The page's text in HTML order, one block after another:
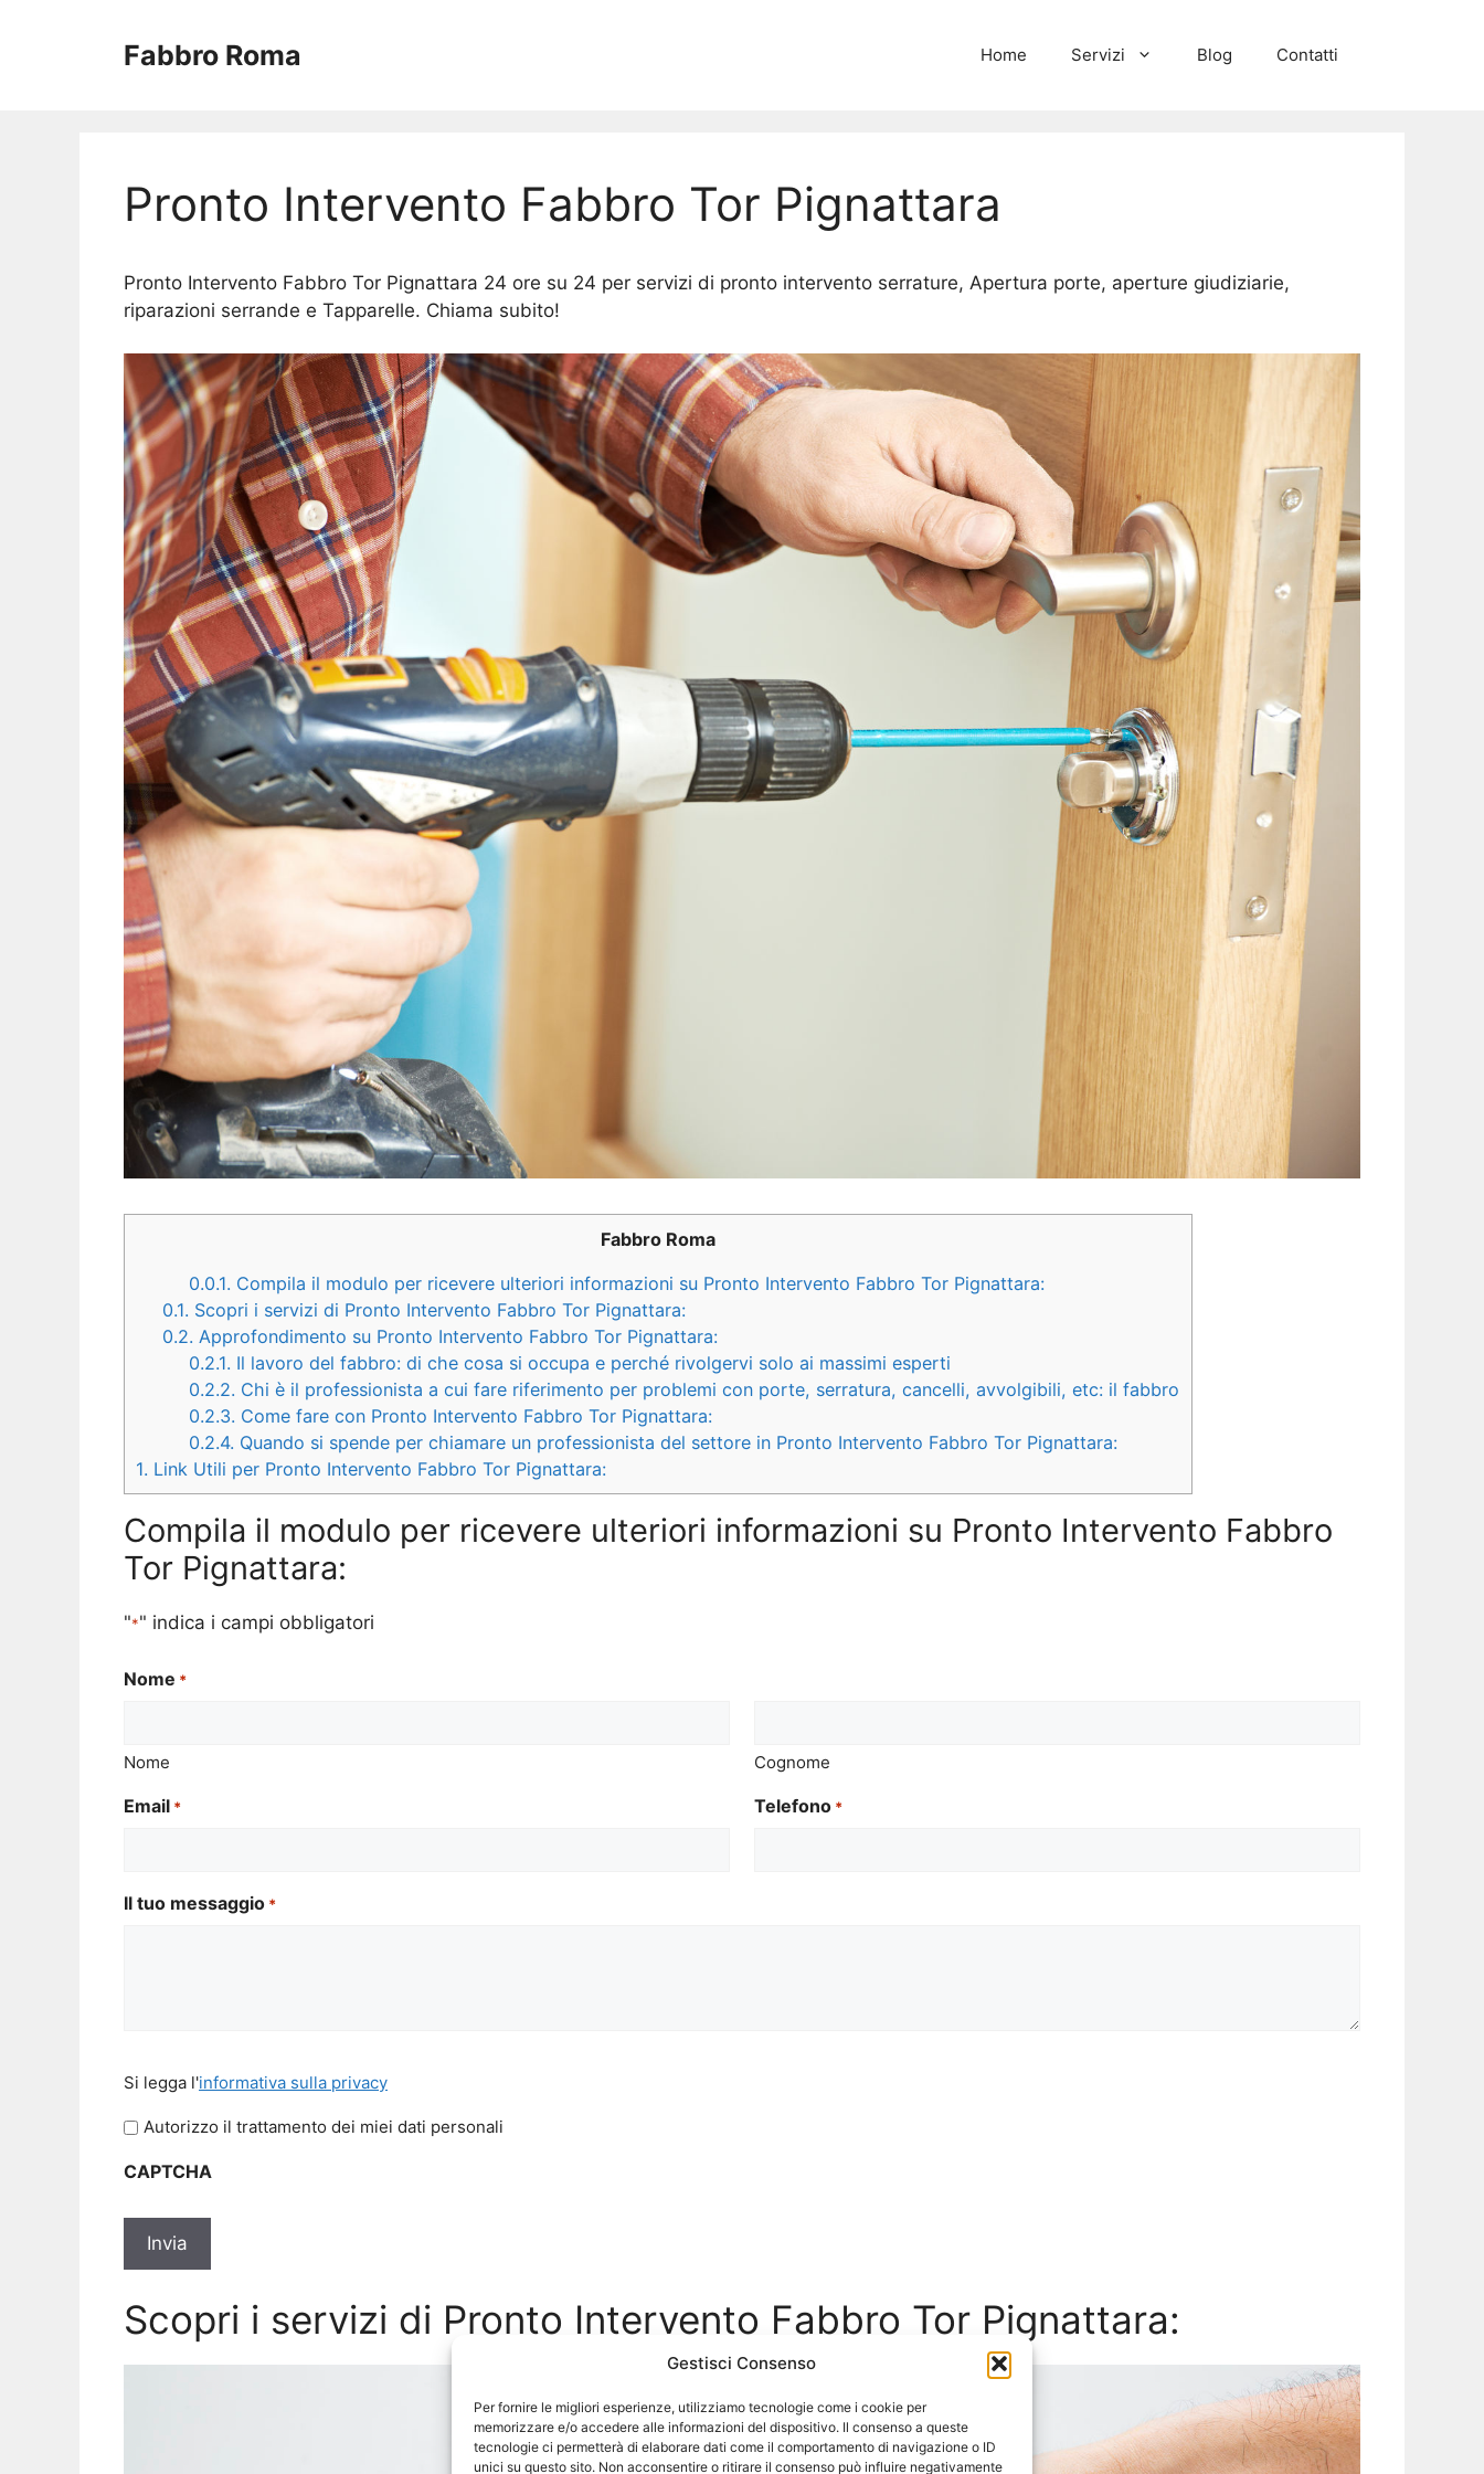
Gestisci Consenso
Per fornire le migliori esperienze, utilizziamo tecnologie come i cookie per
memorizzare e/o accedere alle informazioni del dispositivo. Il consenso a queste
tecnologie ci permetterà di elaborare dati come il comportamento di navigazione o ID
unici su questo sito. Non acconsentire o ritirare il consenso può influire negativamente
Fabbro Roma Home Servizi Blog Contatti
Pronto Intervento Fabbro Tor Pignattara
Pronto Intervento Fabbro Tor Pignattara 24 ore su 24 per servizi di pronto intervento serrature, Apertura porte, aperture giudiziarie,
riparazioni serrande e Tapparelle. Chiama subito!
Fabbro Roma
0.0.1. Compila il modulo per ricevere ulteriori informazioni su Pronto Intervento Fabbro Tor Pignattara:
0.1. Scopri i servizi di Pronto Intervento Fabbro Tor Pignattara:
0.2. Approfondimento su Pronto Intervento Fabbro Tor Pignattara:
0.2.1. Il lavoro del fabbro: di che cosa si occupa e perché rivolgervi solo ai massimi esperti
0.2.2. Chi è il professionista a cui fare riferimento per problemi con porte, serratura, cancelli, avvolgibili, etc: il fabbro
0.2.3. Come fare con Pronto Intervento Fabbro Tor Pignattara:
0.2.4. Quando si spende per chiamare un professionista del settore in Pronto Intervento Fabbro Tor Pignattara:
1. Link Utili per Pronto Intervento Fabbro Tor Pignattara:
Compila il modulo per ricevere ulteriori informazioni su Pronto Intervento Fabbro
Tor Pignattara:
"*" indica i campi obbligatori
Nome *
Nome Cognome
Email * Telefono *
Il tuo messaggio *
legga
l'informativa
privacy
Si legga l'informativa sulla privacy
Autorizzo il trattamento dei miei dati personali
CAPTCHA
Scopri i servizi di Pronto Intervento Fabbro Tor Pignattara: